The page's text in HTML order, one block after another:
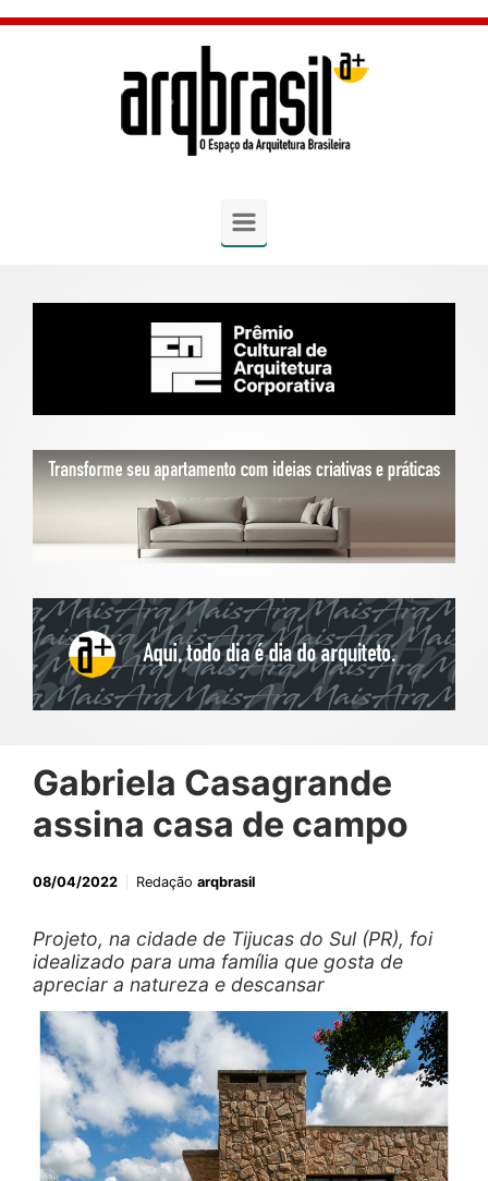
Skip to main content
Gabriela Casagrande
assina casa de campo
08/04/2022 Redação arqbrasil
Projeto, na cidade de Tijucas do Sul (PR), foi
idealizado para uma família que gosta de
apreciar a natureza e descansar